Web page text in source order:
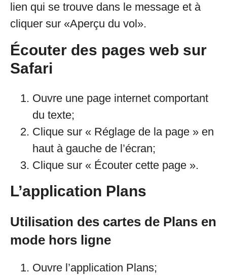
lien qui se trouve dans le message et à
cliquer sur «Aperçu du vol».
Écouter des pages web sur
Safari
Ouvre une page internet comportant
du texte;
Clique sur « Réglage de la page » en
haut à gauche de l’écran;
Clique sur « Écouter cette page ».
L’application Plans
Utilisation des cartes de Plans en
mode hors ligne
Ouvre l’application Plans;